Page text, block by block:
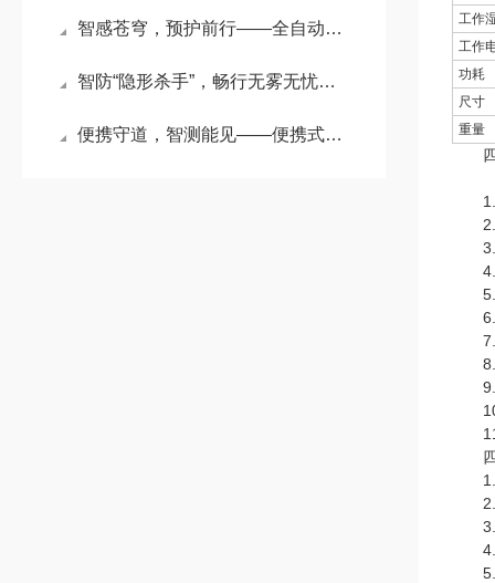
智感苍穹，预护前行——全自动大气能见度监测预报系统守护多领域安全
智防“隐形杀手”，畅行无雾无忧——团雾预警能见度监测系统守护出行安全
便携守道，智测能见——便携式交通能见度监测仪守护出行安全
工作
工作
功耗
尺寸
重量
四
2.
3.支
4.云
5.
6.
7.
8.
9.支
10.
11.
四
2.
3.支
4.云
5.